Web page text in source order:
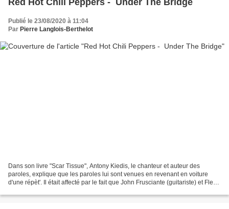
Publié le 23/08/2020 à 11:04
Par Pierre Langlois-Berthelot
Dans son livre "Scar Tissue", Antony Kiedis, le chanteur et auteur des
paroles, explique que les paroles lui sont venues en revenant en voiture
d'une répèt'. Il était affecté par le fait que John Frusciante (guitariste) et Flea